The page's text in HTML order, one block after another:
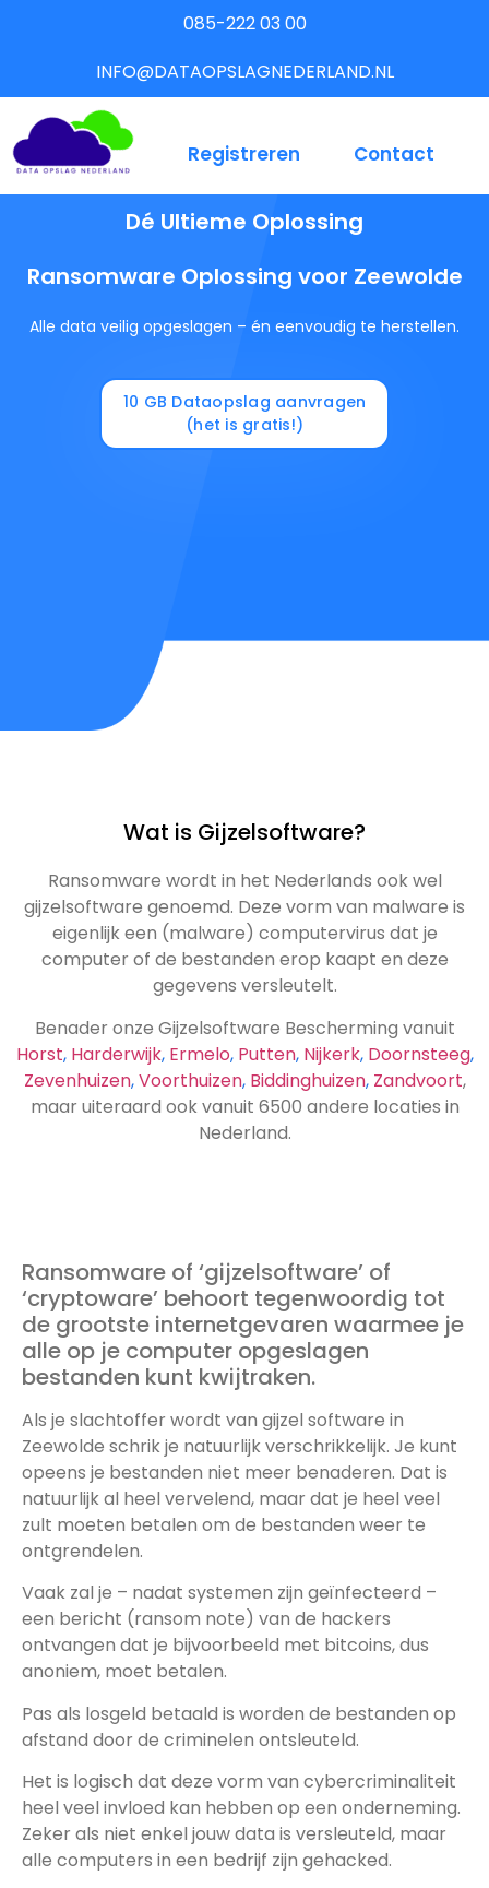
085-222 03 00
INFO@DATAOPSLAGNEDERLAND.NL
Registreren Contact
Dé Ultieme Oplossing
Ransomware Oplossing voor Zeewolde
Alle data veilig opgeslagen – én eenvoudig te herstellen.
10 GB Dataopslag aanvragen
(het is gratis!)
Wat is Gijzelsoftware?
Ransomware wordt in het Nederlands ook wel
gijzelsoftware genoemd. Deze vorm van malware is
eigenlijk een (malware) computervirus dat je
computer of de bestanden erop kaapt en deze
gegevens versleutelt.
Benader onze Gijzelsoftware Bescherming vanuit
Horst, Harderwijk, Ermelo, Putten, Nijkerk, Doornsteeg,
Zevenhuizen,Voorthuizen, Biddinghuizen, Zandvoort,
maar uiteraard ook vanuit 6500 andere locaties in
Nederland.
Ransomware of ‘gijzelsoftware’ of
‘cryptoware’ behoort tegenwoordig tot
de grootste internetgevaren waarmee je
alle op je computer opgeslagen
bestanden kunt kwijtraken.
Als je slachtoffer wordt van gijzel software in
Zeewolde schrik je natuurlijk verschrikkelijk. Je kunt
opeens je bestanden niet meer benaderen. Dat is
natuurlijk al heel vervelend, maar dat je heel veel
zult moeten betalen om de bestanden weer te
ontgrendelen.
Vaak zal je – nadat systemen zijn geïnfecteerd –
een bericht (ransom note) van de hackers
ontvangen dat je bijvoorbeeld met bitcoins, dus
anoniem, moet betalen.
Pas als losgeld betaald is worden de bestanden op
afstand door de criminelen ontsleuteld.
Het is logisch dat deze vorm van cybercriminaliteit
heel veel invloed kan hebben op een onderneming.
Zeker als niet enkel jouw data is versleuteld, maar
alle computers in een bedrijf zijn gehacked.